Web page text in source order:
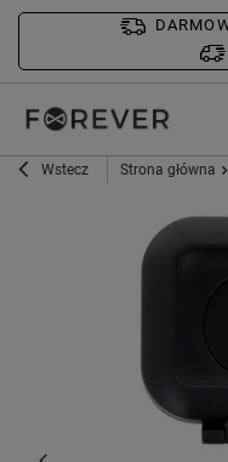
Wstecz Strona główna